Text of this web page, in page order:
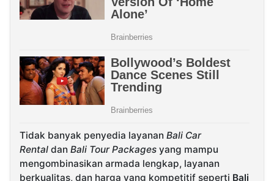
Tidak banyak penyedia layanan Bali Car
Rental dan Bali Tour Packages yang mampu
mengombinasikan armada lengkap, layanan
berkualitas, dan harga yang kompetitif seperti Bali